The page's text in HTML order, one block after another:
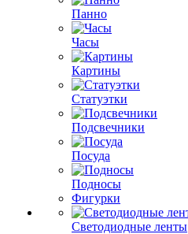
Панно
Часы
Картины
Статуэтки
Подсвечники
Посуда
Подносы
Фигурки
Светодиодные ленты